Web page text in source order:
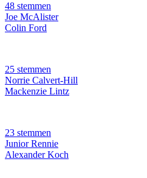
48 stemmen
Joe McAlister
Colin Ford
25 stemmen
Norrie Calvert-Hill
Mackenzie Lintz
23 stemmen
Junior Rennie
Alexander Koch